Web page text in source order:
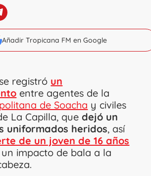
Telegram
Añadir Tropicana FM en Google
registró un
entre agentes de la
de Soacha y civiles
La Capilla, quedejó un
uniformados heridos, así
de un joven de 16 años
impacto de bala a la